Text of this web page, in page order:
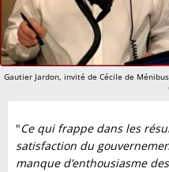
Gautier Jardon, invité de Cécile de
"Ce qui frappe dans les
satisfaction du
manque d’enthousiasme